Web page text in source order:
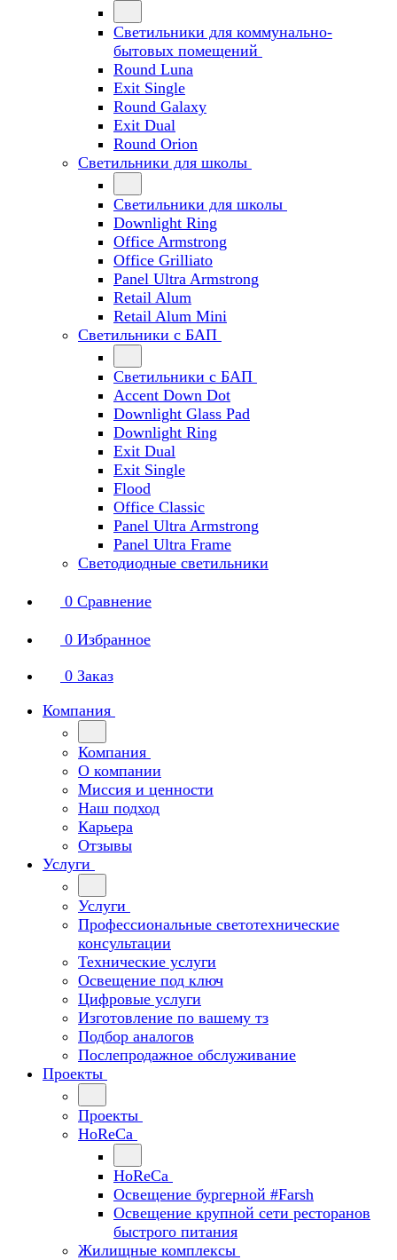
Светильники для коммунально-
бытовых помещений
Round Luna
Exit Single
Round Galaxy
Exit Dual
Round Orion
Светильники для школы
Светильники для школы
Downlight Ring
Office Armstrong
Office Grilliato
Panel Ultra Armstrong
Retail Alum
Retail Alum Mini
Светильники с БАП
Светильники с БАП
Accent Down Dot
Downlight Glass Pad
Downlight Ring
Exit Dual
Exit Single
Flood
Office Classic
Panel Ultra Armstrong
Panel Ultra Frame
Светодиодные светильники
0 Сравнение
0 Избранное
0 Заказ
Компания
Компания
О компании
Миссия и ценности
Наш подход
Карьера
Отзывы
Услуги
Услуги
Профессиональные светотехнические
консультации
Технические услуги
Освещение под ключ
Цифровые услуги
Изготовление по вашему тз
Подбор аналогов
Послепродажное обслуживание
Проекты
Проекты
HoReCa
HoReCa
Освещение бургерной #Farsh
Освещение крупной сети ресторанов
быстрого питания
Жилищные комплексы